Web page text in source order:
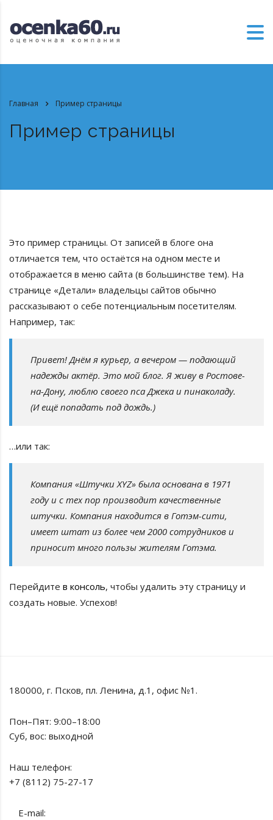
Главная Пример страницы
Пример страницы
Это пример страницы. От записей в блоге она
отличается тем, что остаётся на одном месте и
отображается в меню сайта (в большинстве тем). На
странице «Детали» владельцы сайтов обычно
рассказывают о себе потенциальным посетителям.
Например, так:
Привет! Днём я курьер, а вечером — подающий
надежды актёр. Это мой блог. Я живу в Ростове-
на-Дону, люблю своего пса Джека и пинаколаду.
(И ещё попадать под дождь.)
…или так:
Компания «Штучки XYZ» была основана в 1971
году и с тех пор производит качественные
штучки. Компания находится в Готэм-сити,
имеет штат из более чем 2000 сотрудников и
приносит много пользы жителям Готэма.
Перейдите в консоль, чтобы удалить эту страницу и
создать новые. Успехов!
180000, г. Псков, пл. Ленина, д.1, офис №1.
Пон–Пят: 9:00–18:00
Суб, вос: выходной
Наш телефон:
+7 (8112) 75-27-17
E-mail: